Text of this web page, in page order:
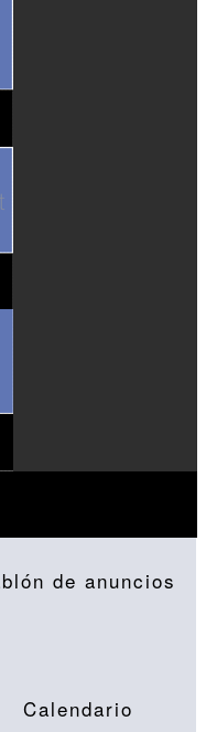
de anuncios
Calendario